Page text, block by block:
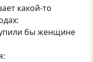
какой-то
бы женщине